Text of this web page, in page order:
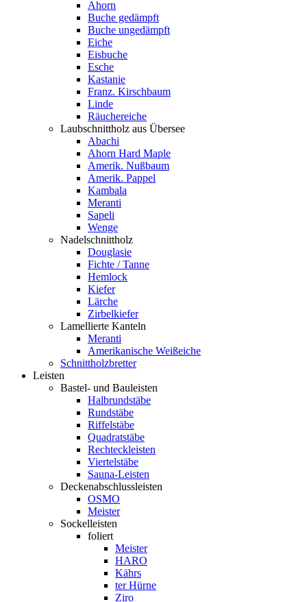
Ahorn
Buche gedämpft
Buche ungedämpft
Eiche
Eisbuche
Esche
Kastanie
Franz. Kirschbaum
Linde
Räuchereiche
Laubschnittholz aus Übersee
Abachi
Ahorn Hard Maple
Amerik. Nußbaum
Amerik. Pappel
Kambala
Meranti
Sapeli
Wenge
Nadelschnittholz
Douglasie
Fichte / Tanne
Hemlock
Kiefer
Lärche
Zirbelkiefer
Lamellierte Kanteln
Meranti
Amerikanische Weißeiche
Schnittholzbretter
Leisten
Bastel- und Bauleisten
Halbrundstäbe
Rundstäbe
Riffelstäbe
Quadratstäbe
Rechteckleisten
Viertelstäbe
Sauna-Leisten
Deckenabschlussleisten
OSMO
Meister
Sockelleisten
foliert
Meister
HARO
Kährs
ter Hürne
Ziro